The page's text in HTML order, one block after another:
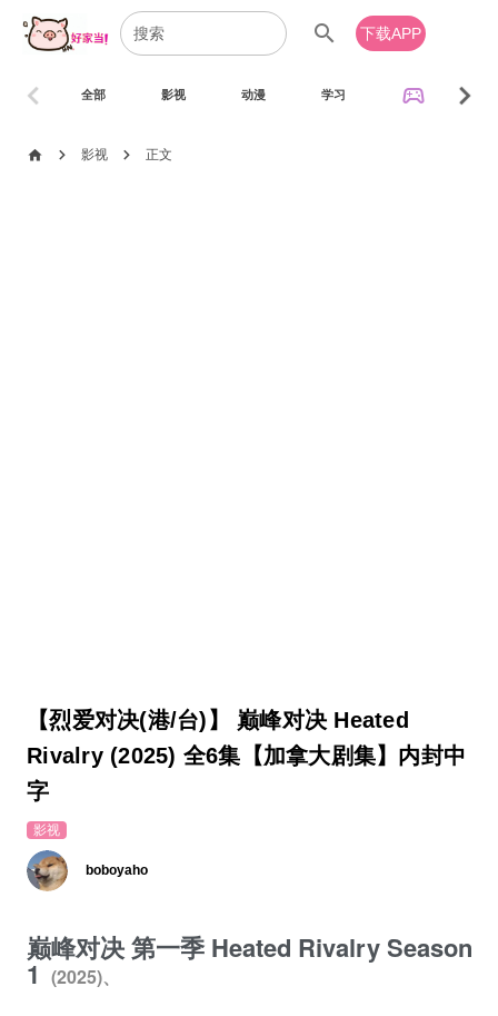
search 下载APP
全部 影视 动漫 学习 sports_esports
chevron_left chevron_right
home chevron_right 影视 chevron_right 正文
【烈爱对决(港/台)】 巅峰对决 Heated
Rivalry (2025) 全6集【加拿大剧集】内封中
字
影视
boboyaho
巅峰对决 第一季 Heated Rivalry Season
1 (2025)、